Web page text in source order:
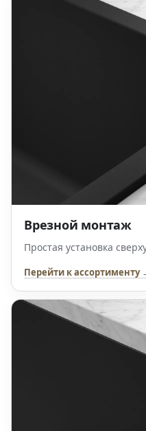
Врезной монтаж
Простая установка
Перейти к ассортименту